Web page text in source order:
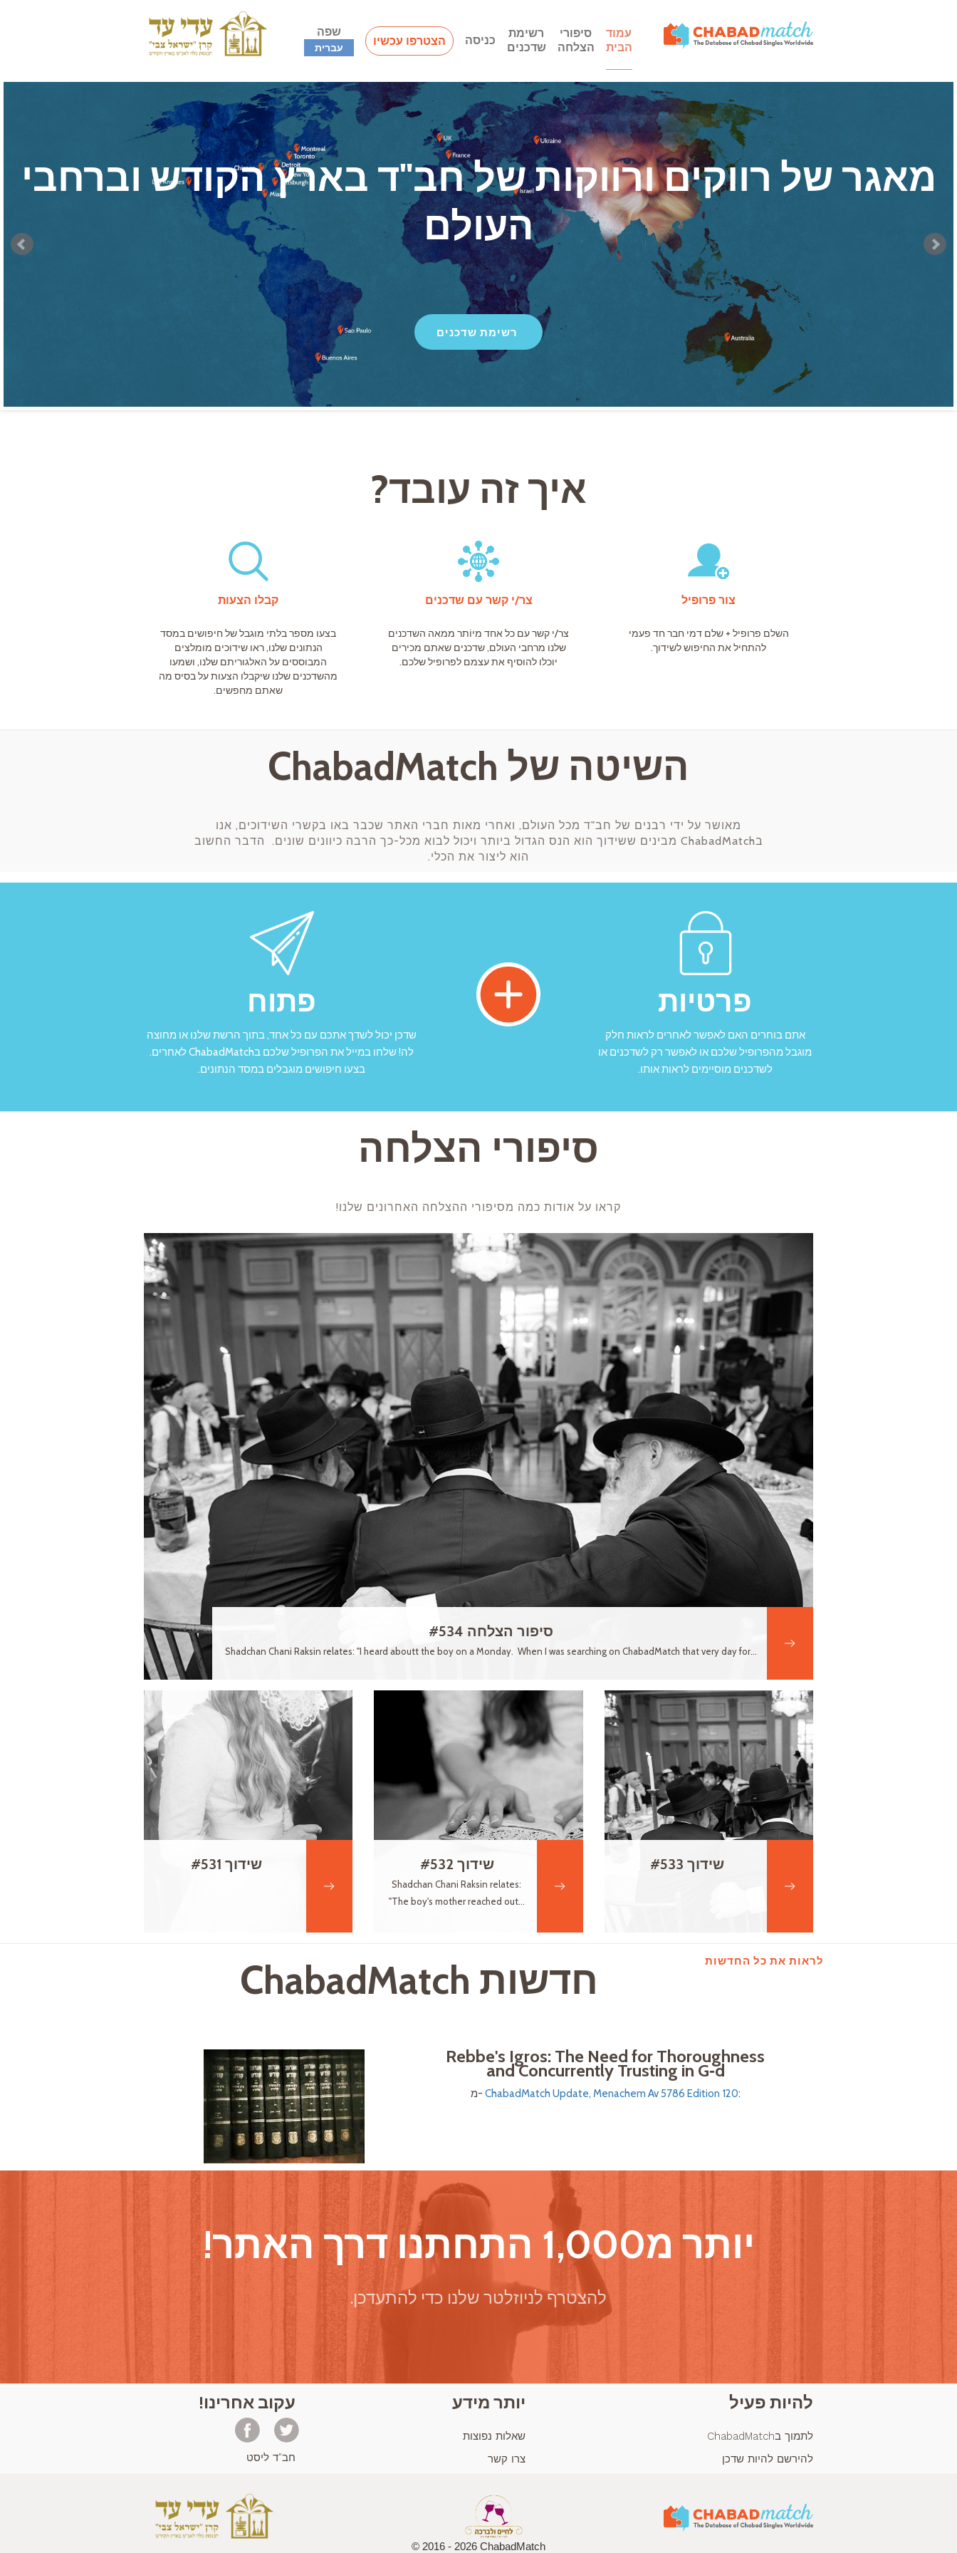
עמוד
הבית
סיפורי
הצלחה
רשימת
שדכנים
כניסה הצטרפו עכשיו
שפה
עברית
מאגר של רווקים ורווקות של חב"ד בארץ הקודש וברחבי
העולם
רשימת שדכנים
איך זה עובד?
צור פרופיל
השלם פרופיל + שלם דמי חבר חד פעמי
להתחיל את החיפוש לשידוך.
צר/י קשר עם שדכנים
צר/י קשר עם כל אחד מיוֹתר ממאה השדכנים
שלנו מרחבי העולם, שדכנים שאתם מכירים
יוכלו להוסיף את עצמם לפרופיל שלכם.
קבלו הצעות
בצעו מספר בלתי מוגבל של חיפושים במסד
הנתונים שלנו, ראו שידוכים מומלצים
המבוססים על האלגוריתם שלנו, ושמעו
מהשדכנים שלנו שיקבלו הצעות על בסיס מה
שאתם מחפשים.
השיטה של ChabadMatch
מאושר על ידי רבנים של חב"ד מכל העולם, ואחרי מאות חברי האתר שכבר באו בקשרי השידוכים, אנו
בChabadMatch מבינים ששידוך הוא הנס הגדול ביותר ויכול לבוא מכל-כך הרבה כיוונים שונים. הדבר החשוב
הוא ליצור את הכלי.
פרטיות
אתם בוחרים האם לאפשר לאחרים לראות חלק
מוגבל מהפרופיל שלכם או לאפשר רק לשדכנים או
לשדכנים מוסיימים לראות אותו.
פתוח
שדכן יכול לשדך אתכם עם כל אחד, בתוך הרשת שלנו או מחוצה
לה! שלחו במייל את הפרופיל שלכם בChabadMatch לאחרים.
בצעו חיפושים מוגבלים במסד הנתונים.
סיפורי הצלחה
קראו על אודות כמה מסיפורי ההצלחה האחרונים שלנו!
סיפור הצלחה #534
Shadchan Chani Raksin relates: "I heard aboutt the boy on a Monday. When I was searching on ChabadMatch that very day for...
שידוך #533 שידוך #532
Shadchan Chani Raksin relates:
"The boy's mother reached out...
שידוך #531
חדשות ChabadMatch לראות את כל החדשות
Rebbe's Igros: The Need for Thoroughness
and Concurrently Trusting in G‑d
מ- ChabadMatch Update, Menachem Av 5786 Edition 120:
יותר מ1,000 התחתנו דרך האתר!
להצטרף לניוזלטר שלנו כדי להתעדכן.
להיות פעיל
לתמוך בChabadMatch
להירשם להיות שדכן
יותר מידע
שאלות נפוצות
צרו קשר
עקוב אחרינו!
חב"ד ליסט
© 2016 - 2026 ChabadMatch